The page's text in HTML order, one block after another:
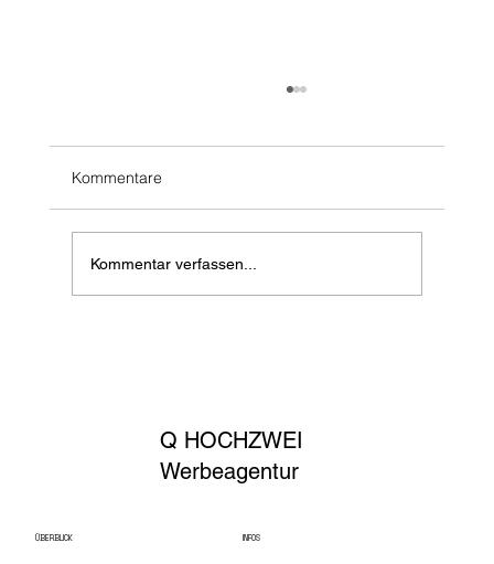
Kommentare
Kommentar verfassen...
Q HOCHZWEI
Werbeagentur
ÜBERBLICK INFOS